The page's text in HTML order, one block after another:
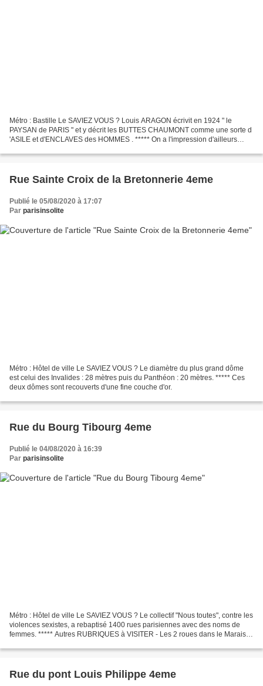
Métro : Bastille Le SAVIEZ VOUS ? Louis ARAGON écrivit en 1924 " le
PAYSAN de PARIS " et y décrit les BUTTES CHAUMONT comme une sorte d
'ASILE et d'ENCLAVES des HOMMES . ***** On a l'impression d'ailleurs
Rue Sainte Croix de la Bretonnerie 4eme
Publié le 05/08/2020 à 17:07
Par parisinsolite
Métro : Hôtel de ville Le SAVIEZ VOUS ? Le diamètre du plus grand dôme
est celui des Invalides : 28 mètres puis du Panthéon : 20 mètres. ***** Ces
deux dômes sont recouverts d'une fine couche d'or.
Rue du Bourg Tibourg 4eme
Publié le 04/08/2020 à 16:39
Par parisinsolite
Métro : Hôtel de ville Le SAVIEZ VOUS ? Le collectif "Nous toutes", contre les
violences sexistes, a rebaptisé 1400 rues parisiennes avec des noms de
femmes. ***** Autres RUBRIQUES à VISITER - Les 2 roues dans le Marais -
Rue du pont Louis Philippe 4eme